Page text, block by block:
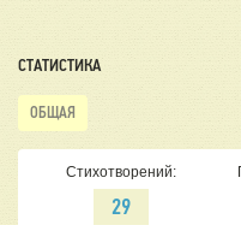
СТАТИСТИКА
ОБЩАЯ
Стихотворений:
29